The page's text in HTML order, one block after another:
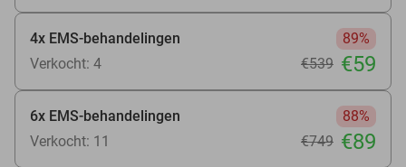
4x EMS-behandelingen
89%
Verkocht: 4
€539 €59
6x EMS-behandelingen
88%
Verkocht: 11
€749 €89